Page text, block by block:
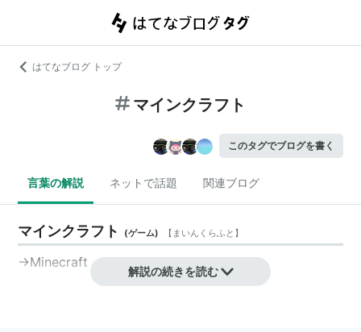
はてなブログ トップ
マインクラフト
このタグでブログを書く
言葉の解説 ネットで話題 関連ブログ
マインクラフト (ゲーム) 【 まいんくらふと 】
→Minecraft
解説の続きを読む